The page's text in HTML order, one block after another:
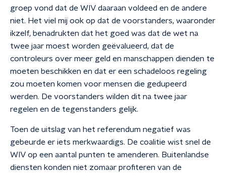
groep vond dat de WIV daaraan voldeed en de andere
niet. Het viel mij ook op dat de voorstanders, waaronder
ikzelf, benadrukten dat het goed was dat de wet na
twee jaar moest worden geëvalueerd, dat de
controleurs over meer geld en manschappen dienden te
moeten beschikken en dat er een schadeloos regeling
zou moeten komen voor mensen die gedupeerd
werden. De voorstanders wilden dit na twee jaar
regelen en de tegenstanders gelijk.
Toen de uitslag van het referendum negatief was
gebeurde er iets merkwaardigs. De coalitie wist snel de
WIV op een aantal punten te amenderen. Buitenlandse
diensten konden niet zomaar profiteren van de